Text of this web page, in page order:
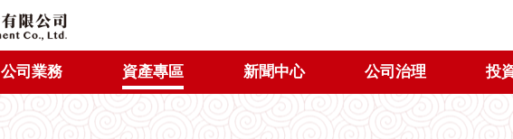
公司業務 資產專區 新聞中心 公司治理 投